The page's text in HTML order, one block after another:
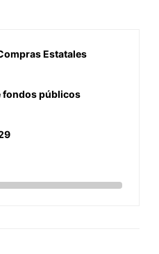
Estatales
fondos públicos